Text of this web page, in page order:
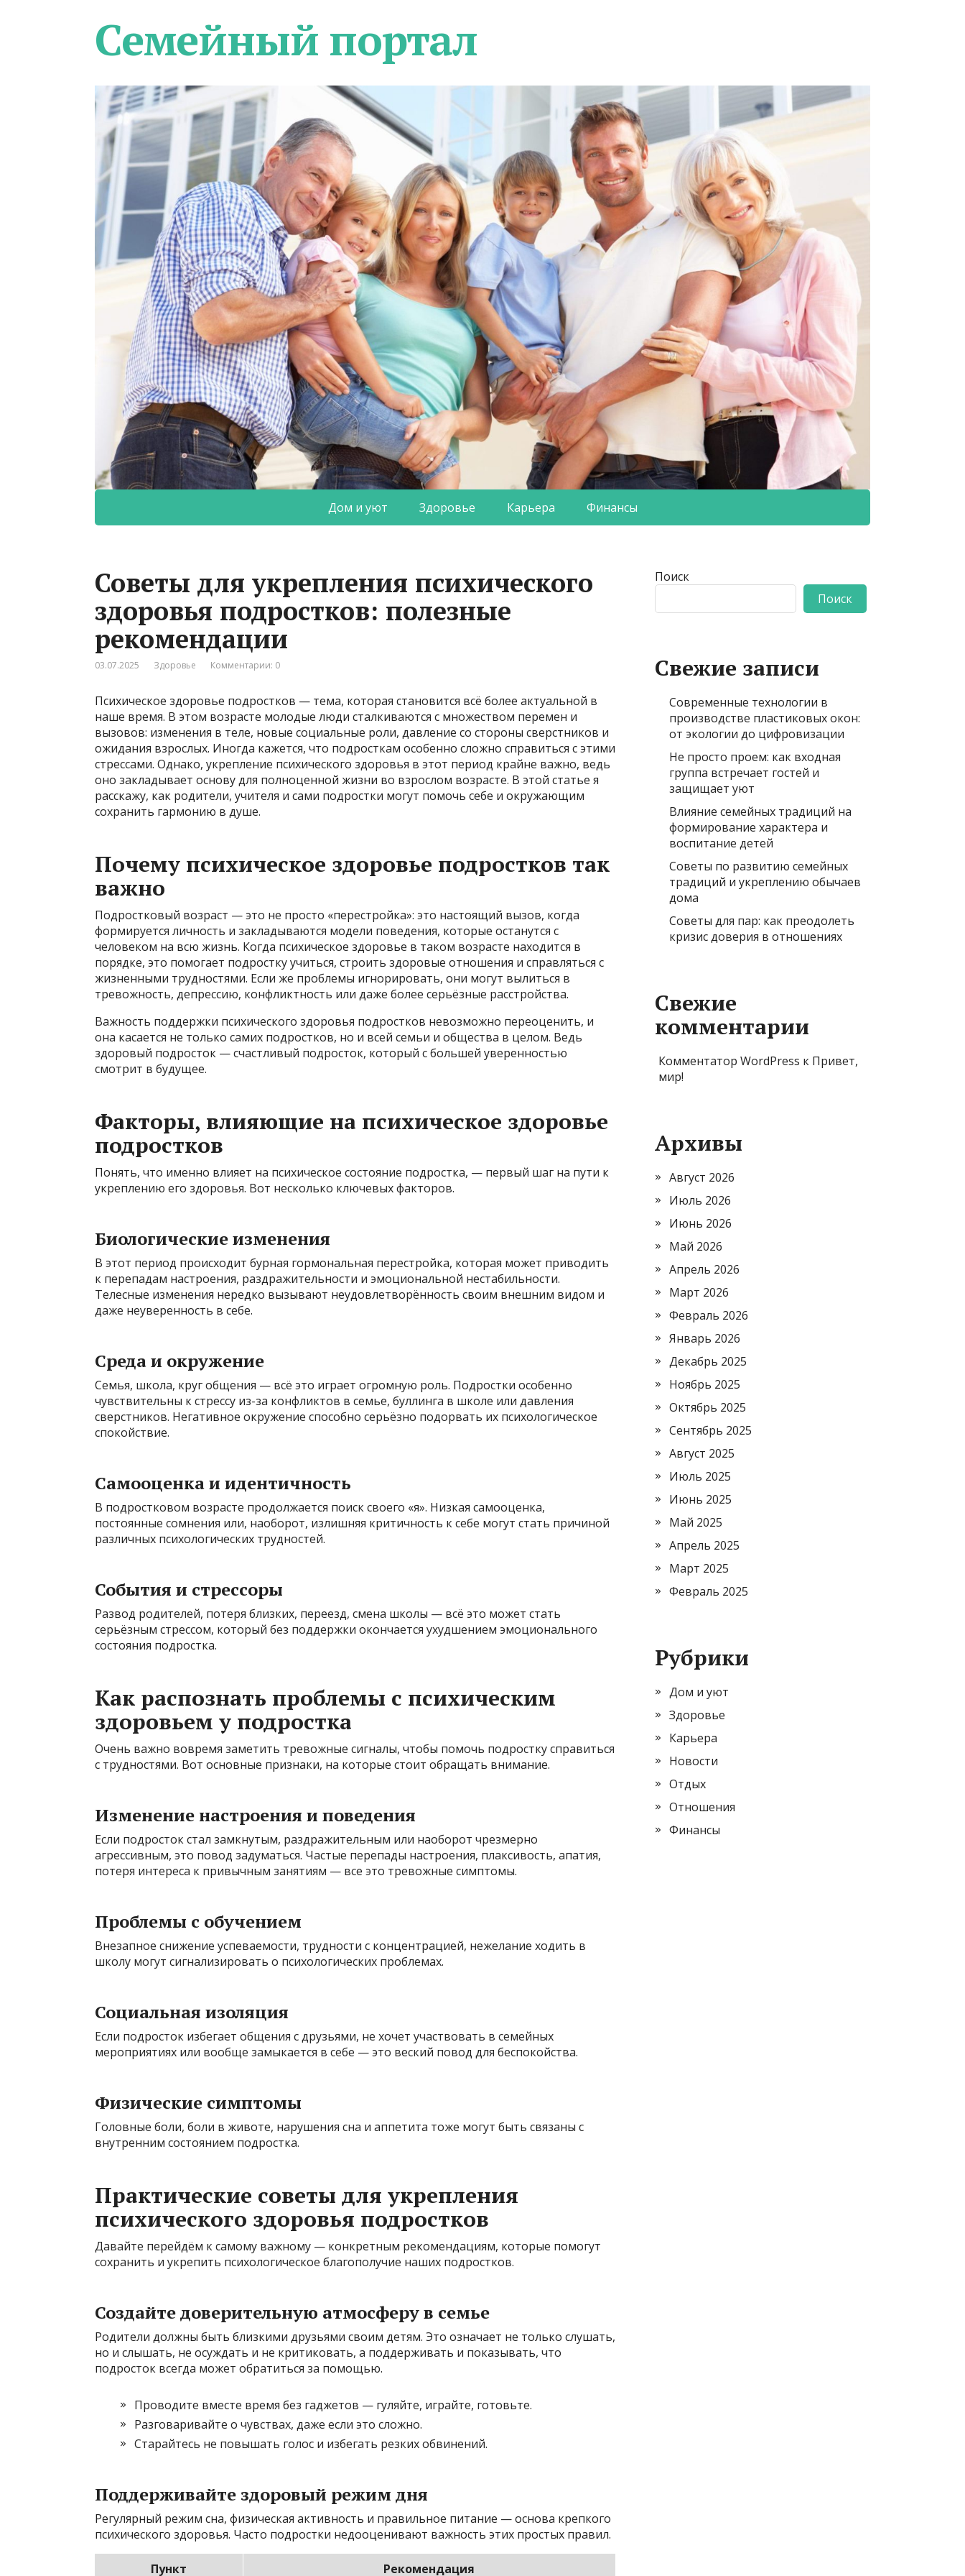
Семейный портал
Дом и уют Здоровье Карьера Финансы
Советы для укрепления психического
здоровья подростков: полезные
рекомендации
03.07.2025 Здоровье Комментарии: 0
Психическое здоровье подростков — тема, которая становится всё более актуальной в
наше время. В этом возрасте молодые люди сталкиваются с множеством перемен и
вызовов: изменения в теле, новые социальные роли, давление со стороны сверстников и
ожидания взрослых. Иногда кажется, что подросткам особенно сложно справиться с этими
стрессами. Однако, укрепление психического здоровья в этот период крайне важно, ведь
оно закладывает основу для полноценной жизни во взрослом возрасте. В этой статье я
расскажу, как родители, учителя и сами подростки могут помочь себе и окружающим
сохранить гармонию в душе.
Почему психическое здоровье подростков так
важно
Подростковый возраст — это не просто «перестройка»: это настоящий вызов, когда
формируется личность и закладываются модели поведения, которые останутся с
человеком на всю жизнь. Когда психическое здоровье в таком возрасте находится в
порядке, это помогает подростку учиться, строить здоровые отношения и справляться с
жизненными трудностями. Если же проблемы игнорировать, они могут вылиться в
тревожность, депрессию, конфликтность или даже более серьёзные расстройства.
Важность поддержки психического здоровья подростков невозможно переоценить, и
она касается не только самих подростков, но и всей семьи и общества в целом. Ведь
здоровый подросток — счастливый подросток, который с большей уверенностью
смотрит в будущее.
Факторы, влияющие на психическое здоровье
подростков
Понять, что именно влияет на психическое состояние подростка, — первый шаг на пути к
укреплению его здоровья. Вот несколько ключевых факторов.
Биологические изменения
В этот период происходит бурная гормональная перестройка, которая может приводить
к перепадам настроения, раздражительности и эмоциональной нестабильности.
Телесные изменения нередко вызывают неудовлетворённость своим внешним видом и
даже неуверенность в себе.
Среда и окружение
Семья, школа, круг общения — всё это играет огромную роль. Подростки особенно
чувствительны к стрессу из-за конфликтов в семье, буллинга в школе или давления
сверстников. Негативное окружение способно серьёзно подорвать их психологическое
спокойствие.
Самооценка и идентичность
В подростковом возрасте продолжается поиск своего «я». Низкая самооценка,
постоянные сомнения или, наоборот, излишняя критичность к себе могут стать причиной
различных психологических трудностей.
События и стрессоры
Развод родителей, потеря близких, переезд, смена школы — всё это может стать
серьёзным стрессом, который без поддержки окончается ухудшением эмоционального
состояния подростка.
Как распознать проблемы с психическим
здоровьем у подростка
Очень важно вовремя заметить тревожные сигналы, чтобы помочь подростку справиться
с трудностями. Вот основные признаки, на которые стоит обращать внимание.
Изменение настроения и поведения
Если подросток стал замкнутым, раздражительным или наоборот чрезмерно
агрессивным, это повод задуматься. Частые перепады настроения, плаксивость, апатия,
потеря интереса к привычным занятиям — все это тревожные симптомы.
Проблемы с обучением
Внезапное снижение успеваемости, трудности с концентрацией, нежелание ходить в
школу могут сигнализировать о психологических проблемах.
Социальная изоляция
Если подросток избегает общения с друзьями, не хочет участвовать в семейных
мероприятиях или вообще замыкается в себе — это веский повод для беспокойства.
Физические симптомы
Головные боли, боли в животе, нарушения сна и аппетита тоже могут быть связаны с
внутренним состоянием подростка.
Практические советы для укрепления
психического здоровья подростков
Давайте перейдём к самому важному — конкретным рекомендациям, которые помогут
сохранить и укрепить психологическое благополучие наших подростков.
Создайте доверительную атмосферу в семье
Родители должны быть близкими друзьями своим детям. Это означает не только слушать,
но и слышать, не осуждать и не критиковать, а поддерживать и показывать, что
подросток всегда может обратиться за помощью.
Проводите вместе время без гаджетов — гуляйте, играйте, готовьте.
Разговаривайте о чувствах, даже если это сложно.
Старайтесь не повышать голос и избегать резких обвинений.
Поддерживайте здоровый режим дня
Регулярный режим сна, физическая активность и правильное питание — основа крепкого
психического здоровья. Часто подростки недооценивают важность этих простых правил.
Пункт Рекомендация
Поиск
Поиск
Свежие записи
Современные технологии в
производстве пластиковых окон:
от экологии до цифровизации
Не просто проем: как входная
группа встречает гостей и
защищает уют
Влияние семейных традиций на
формирование характера и
воспитание детей
Советы по развитию семейных
традиций и укреплению обычаев
дома
Советы для пар: как преодолеть
кризис доверия в отношениях
Свежие
комментарии
Комментатор WordPress к Привет,
мир!
Архивы
Август 2026
Июль 2026
Июнь 2026
Май 2026
Апрель 2026
Март 2026
Февраль 2026
Январь 2026
Декабрь 2025
Ноябрь 2025
Октябрь 2025
Сентябрь 2025
Август 2025
Июль 2025
Июнь 2025
Май 2025
Апрель 2025
Март 2025
Февраль 2025
Рубрики
Дом и уют
Здоровье
Карьера
Новости
Отдых
Отношения
Финансы